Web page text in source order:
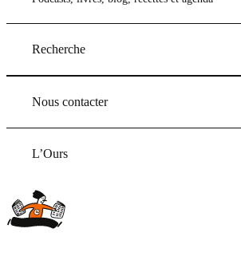
Recherche
Nous contacter
L’Ours